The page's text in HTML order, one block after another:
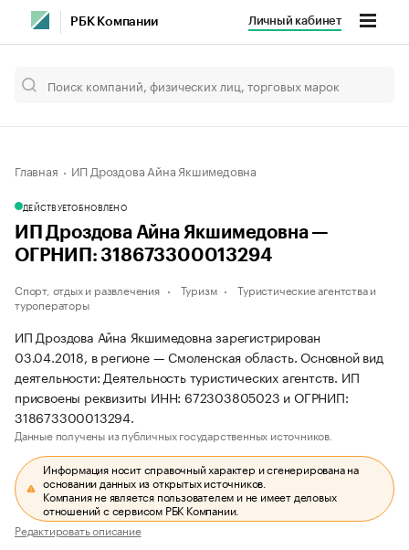
РБК Компании Личный кабинет
Главная ИП Дроздова Айна Якшимедовна
ДЕЙСТВУЕТОБНОВЛЕНО
ИП Дроздова Айна Якшимедовна —
ОГРНИП: 318673300013294
Спорт, отдых и развлечения Туризм
Туристические агентства и
туроператоры
ИП Дроздова Айна Якшимедовна зарегистрирован
03.04.2018, в регионе — Смоленская область. Основной вид
деятельности: Деятельность туристических агентств. ИП
присвоены реквизиты ИНН: 672303805023 и ОГРНИП:
318673300013294.
Данные получены из публичных государственных источников.
Информация носит справочный характер и сгенерирована на
основании данных из открытых источников.
Компания не является пользователем и не имеет деловых
отношений с сервисом РБК Компании.
Редактировать описание